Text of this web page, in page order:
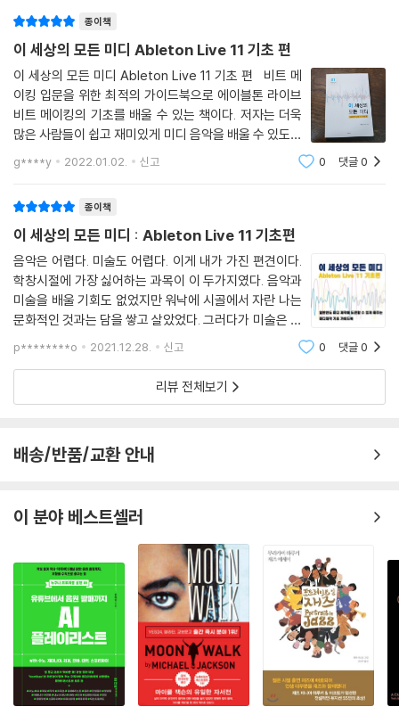
3-4 보사노바 리듬 만들기
Part 4 실전 리듬 만들기/ 메인 송에 리듬을 적용해보기
4-1 실전 리듬 만들기
Chapter 5 Melody
Part 1 Melody 악기
Part 2 멜로디를 만들기 전 지켜야 할 사항
Part 3 멜로디 만들기
3-1 멜로디 만들기
3-2 비화성음(Non Chord Tone) 추가하기
Part 4 멜로디 노트의 종류(비화성음)
4-1 경과음(Passing Tone)
4-4 선행음(Anticipation)
4-7 지속음(Pedal Point)
Part 5 다른 방법으로 멜로디 만들기
5-1 리듬 만들기 1
5-2 리듬 만들기 2
5-3 미디 이펙터 - 아르페지에이터(Arpeggiator) 활용하기 1
5-4 미디 이펙터 - 아르페지에이터(Arpeggiator) 활용하기 2
종이책
이 세상의 모든 미디 Ableton Live 11 기초 편
이 세상의 모든 미디 Ableton Live 11 기초 편 비트 메
이킹 입문을 위한 최적의 가이드북으로 에이블톤 라이브
비트 메이킹의 기초를 배울 수 있는 책이다. 저자는 더욱
많은 사람들이 쉽고 재미있게 미디 음악을 배울 수 있도록
세심한 배려가 느껴지는 구성이고 프로그램을 시작하는
것부터 각자의 감성이 담긴 멋진 음악을 완성하기까지의
g****y 2022.01.02. 신고 0 댓글0
종이책
이 세상의 모든 미디 : Ableton Live 11 기초편
음악은 어렵다. 미술도 어렵다. 이게 내가 가진 편견이다.
학창시절에 가장 싫어하는 과목이 이 두가지였다. 음악과
미술을 배울 기회도 없었지만 워낙에 시골에서 자란 나는
문화적인 것과는 담을 쌓고 살았었다. 그러다가 미술은 아
직이지만 음악에 대한 흥미가 생기기 시작했다. 평범한 사
람들이 음원을 내고 또 이 음원들이 수익이 될 수 있다는
p********o 2021.12.28. 신고 0 댓글0
리뷰 전체보기
배송/반품/교환 안내
이 분야 베스트셀러